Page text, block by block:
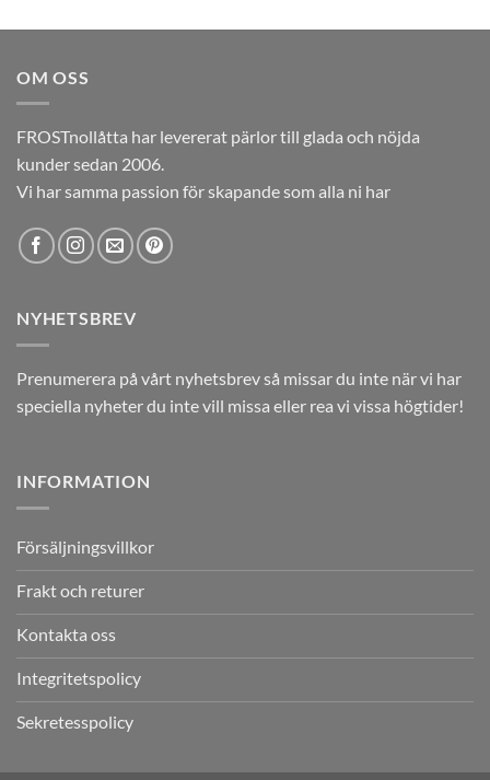
priset priset
OM OSS
FROSTnollåtta har levererat pärlor till glada och nöjda
kunder sedan 2006.
Vi har samma passion för skapande som alla ni har
NYHETSBREV
Prenumerera på vårt nyhetsbrev så missar du inte när vi har
speciella nyheter du inte vill missa eller rea vi vissa högtider!
INFORMATION
Försäljningsvillkor
Frakt och returer
Kontakta oss
Integritetspolicy
Sekretesspolicy